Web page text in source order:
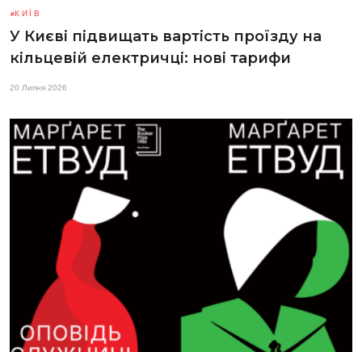
КИЇВ
У Києві підвищать вартість проїзду на
кільцевій електричці: нові тарифи
20 Липня 2026